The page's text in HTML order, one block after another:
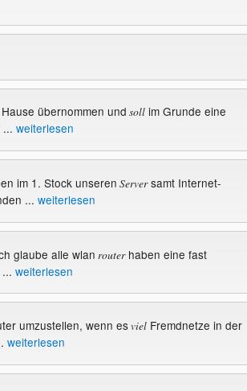
übernommen und sollim Grunde eine
weiterlesen
im 1. Stock unseren Serversamt Internet-
... weiterlesen
glaube alle wlan routerhaben eine fast
weiterlesen
umzustellen, wenn esvielFremdnetze in der
weiterlesen